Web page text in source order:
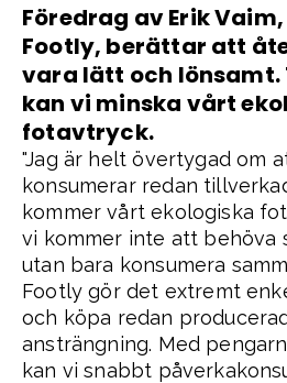
Föredrag av Erik
Footly, berättar att
vara lätt och lönsamt.
kan vi minska vårt
fotavtryck.
"Jag är helt övertygad om
konsumerar redan
kommer vårt ekologiska
vi kommer inte att behöva
utan bara konsumera
Footly gör det extremt
och köpa redan
ansträngning. Med
kan vi snabbt